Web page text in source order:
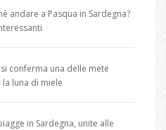
andare a Pasqua in Sardegna?
conferma una delle mete
luna di miele
in Sardegna, unite alle